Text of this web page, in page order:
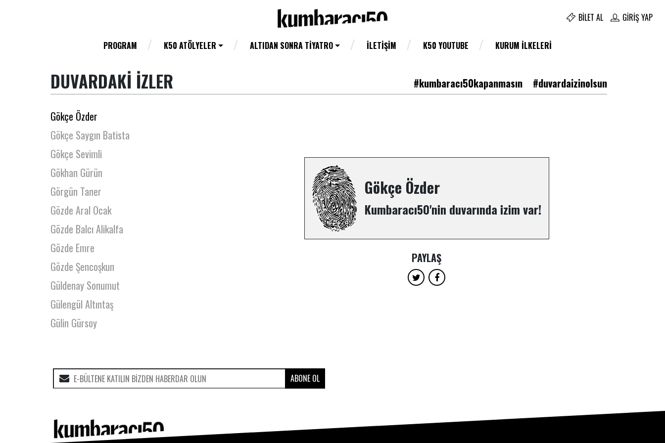
BILET AL GIRIŞ YAP
PROGRAM K50 ATÖLYELER ALTIDAN SONRA TIYATRO İLETIŞIM K50 YOUTUBE KURUM İLKELERI
DUVARDAKİ İZLER #kumbaracı50kapanmasın #duvardaizinolsun
Gencer Özkazman
Gizem Sarı
Gökçe Erdoğan
Gökçe Özder
Gökçe Saygın Batista
Gökçe Sevimli
Gökhan Gürün
Görgün Taner
Gözde Aral Ocak
Gözde Balcı Alikalfa
Gözde Emre
Gözde Şencoşkun
Güldenay Sonumut
Gülengül Altıntaş
Gülin Gürsoy
Gülşah Fırıncıoğlu
Güneş Baysan
Güneş Merve Akyol
Gökçe Özder
Kumbaracı50'nin duvarında izim var!
PAYLAŞ
ABONE OL